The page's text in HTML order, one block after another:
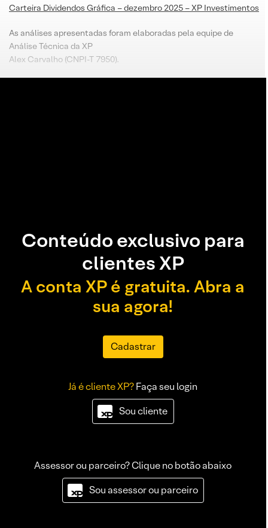
Carteira Dividendos Gráfica – dezembro 2025 – XP Investimentos
As análises apresentadas foram elaboradas pela equipe de
Análise Técnica da XP
Alex Carvalho (CNPI-T 7950).
Conteúdo exclusivo para
clientes XP
A conta XP é gratuita. Abra a
sua agora!
Cadastrar
Já é cliente XP?Faça seu login
Sou cliente
Assessor ou parceiro? Clique no botão abaixo
Sou assessor ou parceiro